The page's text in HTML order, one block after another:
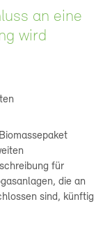
an eine
wird
für
die an
sind, künftig